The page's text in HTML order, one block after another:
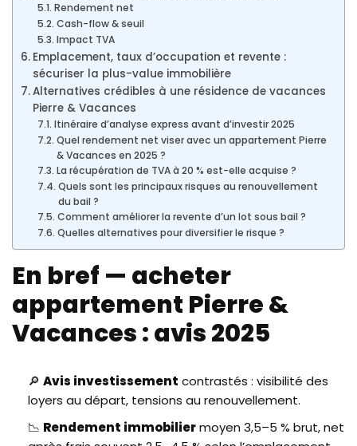
Rendement net
Cash-flow & seuil
Impact TVA
Emplacement, taux d’occupation et revente :
sécuriser la plus-value immobilière
Alternatives crédibles à une résidence de vacances
Pierre & Vacances
Itinéraire d’analyse express avant d’investir 2025
Quel rendement net viser avec un appartement Pierre
& Vacances en 2025 ?
La récupération de TVA à 20 % est-elle acquise ?
Quels sont les principaux risques au renouvellement
du bail ?
Comment améliorer la revente d’un lot sous bail ?
Quelles alternatives pour diversifier le risque ?
En bref — acheter
appartement Pierre &
Vacances : avis 2025
🔎 Avis investissement contrastés : visibilité des
loyers au départ, tensions au renouvellement.
📉 Rendement immobiliermoyen 3,5–5 % brut, net